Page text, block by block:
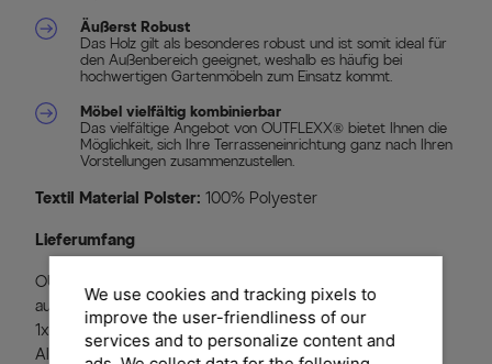
Äußerst Robust
Das Holz gilt als besonderes robust und ist somit ideal für
den Außenbereich geeignet, weshalb es häufig bei
hochwertigen Gartenmöbeln zum Einsatz kommt.
Möbel vielfältig kombinierbar
Das vielfältige Angebot von OUTFLEXX® bietet Ihnen die
Möglichkeit, sich Ihre Terrasseneinrichtung ganz nach Ihren
Vorstellungen zusammenzustellen.
Textil Material Polster: 100% Polyester
Lieferumfang
OUTFLEXX® Kona/Verona Esstischgarnitur, bestehend
aus:
1x OUTFLEXX® Kona Esstisch, natur/anthrazit,
Alu/recyceltem FSC-Teakholz, ca. 240 x 100 x 76 cm
We use cookies and tracking pixels to
improve the user-friendliness of our
services and to personalize content and